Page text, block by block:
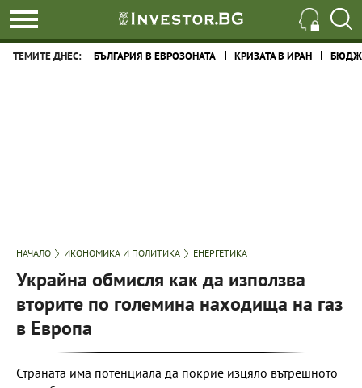
ТЕМИТЕ ДНЕС: БЪЛГАРИЯ В ЕВРОЗОНАТА КРИЗАТА В ИРАН
НАЧАЛО ИКОНОМИКА И ПОЛИТИКА ЕНЕРГЕТИКА
Украйна обмисля как да използва
вторите по големина находища на газ
в Европа
Страната има потенциала да покрие изцяло вътрешното